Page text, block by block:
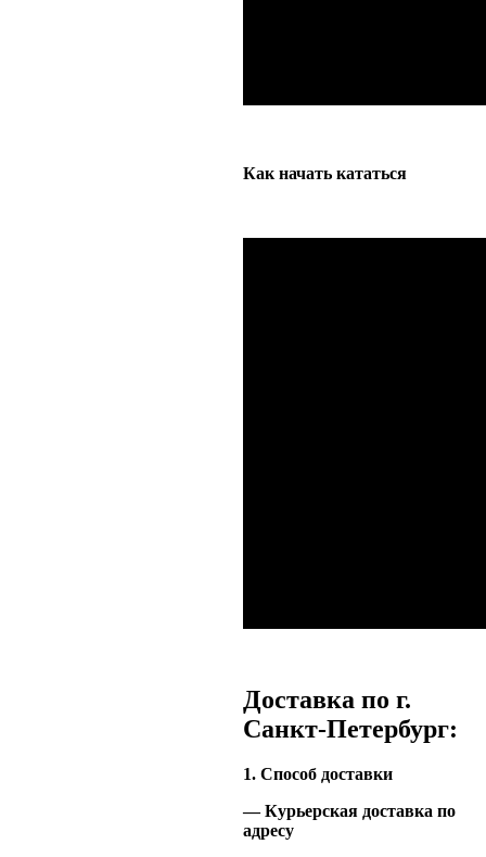
Как начать кататься
Доставка по г.
Санкт-Петербург:
1. Способ доставки
— Курьерская доставка по
адресу